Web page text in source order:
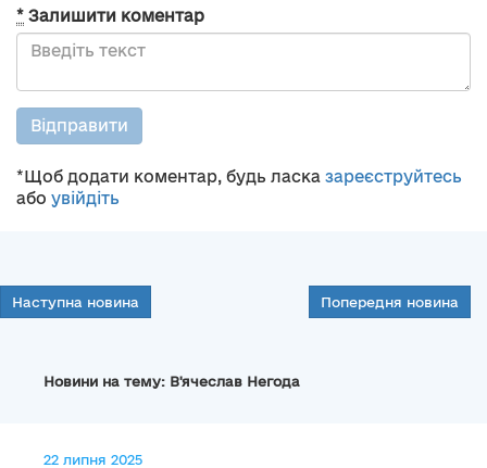
* Залишити коментар
Відправити
*Щоб додати коментар, будь ласка зареєструйтесь
або увійдіть
Наступна новина Попередня новина
Новини на тему: В'ячеслав Негода
22 липня 2025